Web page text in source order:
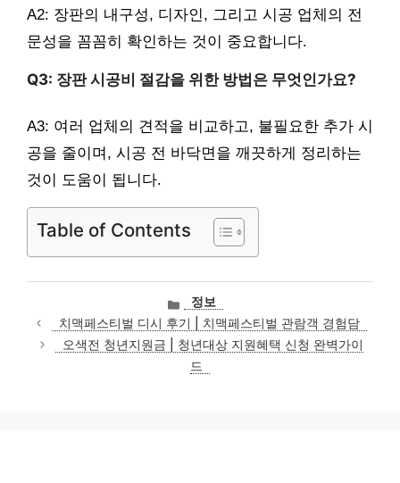
A2: 장판의 내구성, 디자인, 그리고 시공 업체의 전
문성을 꼼꼼히 확인하는 것이 중요합니다.
Q3: 장판 시공비 절감을 위한 방법은 무엇인가요?
A3: 여러 업체의 견적을 비교하고, 불필요한 추가 시
공을 줄이며, 시공 전 바닥면을 깨끗하게 정리하는
것이 도움이 됩니다.
Table of Contents
카
테
고
리
정보
치맥페스티벌 디시 후기 | 치맥페스티벌 관람객 경험담
오색전 청년지원금 | 청년대상 지원혜택 신청 완벽가이
드